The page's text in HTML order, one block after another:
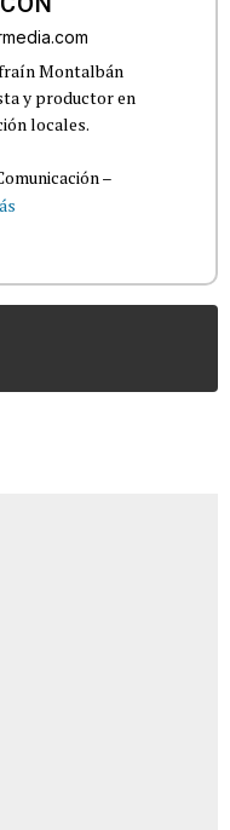
Montalbán
y productor en
locales.
–